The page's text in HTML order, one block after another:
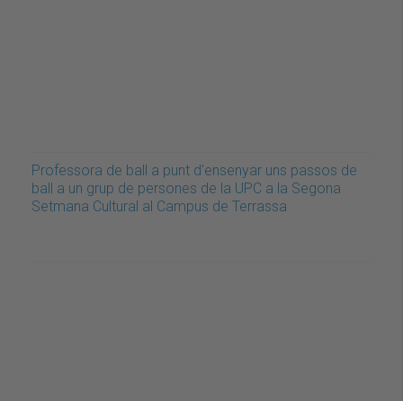
Professora de ball a punt d'ensenyar uns passos de
ball a un grup de persones de la UPC a la Segona
Setmana Cultural al Campus de Terrassa